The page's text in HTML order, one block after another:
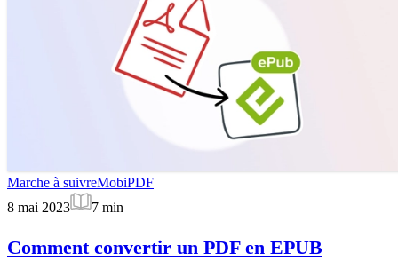
Marche à suivreMobiPDF
8 mai 2023
7 min
Comment convertir un PDF en EPUB